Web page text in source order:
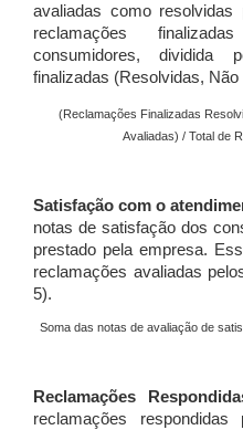
avaliadas como
reclamações
consumidores, dividida
finalizadas (Resolvidas,
(Reclamações Finalizadas
Avaliadas) / Total de
Satisfação com o
notas de satisfação dos
prestado pela empresa.
reclamações avaliadas
5).
Soma das notas de avaliação de
Reclamações
reclamações